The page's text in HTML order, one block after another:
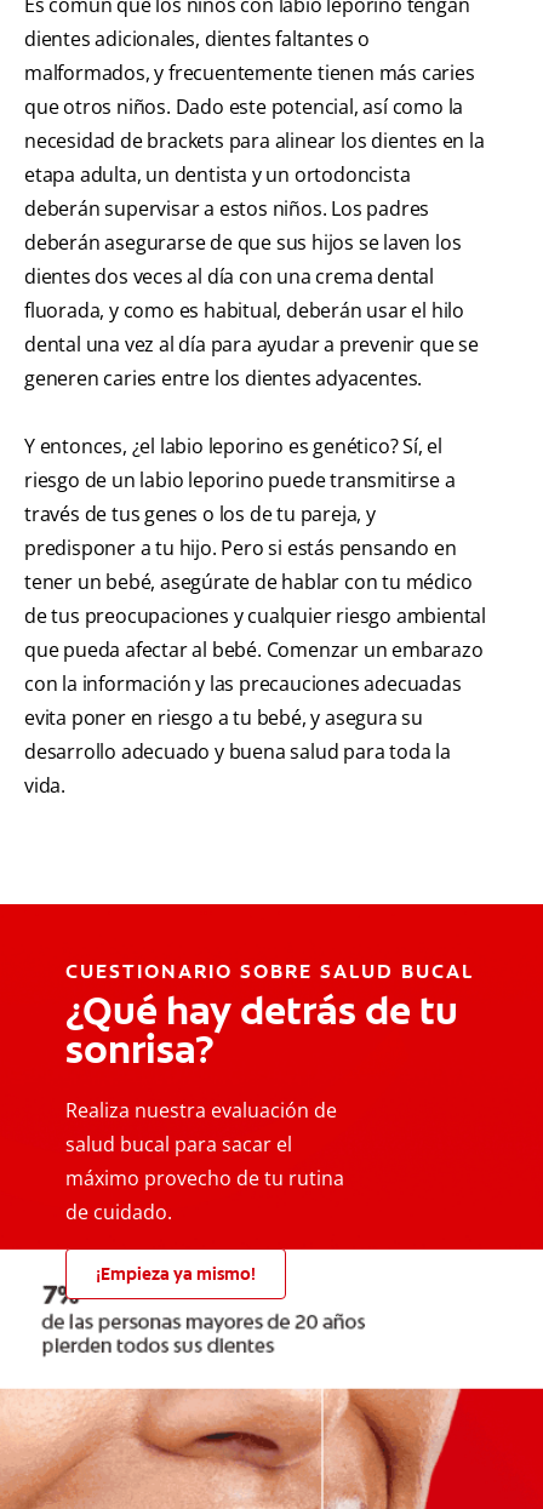
dientes adicionales, dientes faltantes o
malformados, y frecuentemente tienen más caries
que otros niños. Dado este potencial, así como la
necesidad de brackets para alinear los dientes en la
etapa adulta, un dentista y un ortodoncista
deberán supervisar a estos niños. Los padres
deberán asegurarse de que sus hijos se laven los
dientes dos veces al día con una crema dental
fluorada, y como es habitual, deberán usar el hilo
dental una vez al día para ayudar a prevenir que se
generen caries entre los dientes adyacentes.
Y entonces, ¿el labio leporino es genético? Sí, el
riesgo de un labio leporino puede transmitirse a
través de tus genes o los de tu pareja, y
predisponer a tu hijo. Pero si estás pensando en
tener un bebé, asegúrate de hablar con tu médico
de tus preocupaciones y cualquier riesgo ambiental
que pueda afectar al bebé. Comenzar un embarazo
con la información y las precauciones adecuadas
evita poner en riesgo a tu bebé, y asegura su
desarrollo adecuado y buena salud para toda la
vida.
CUESTIONARIO SOBRE SALUD BUCAL
¿Qué hay detrás de tu
sonrisa?
Realiza nuestra evaluación de
salud bucal para sacar el
máximo provecho de tu rutina
de cuidado.
¡Empieza ya mismo!